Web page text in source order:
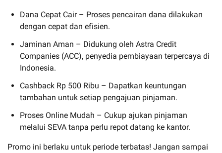
Dana Cepat Cair – Proses pencairan dana dilakukan
dengan cepat dan efisien.
Jaminan Aman – Didukung oleh Astra Credit
Companies (ACC), penyedia pembiayaan terpercaya di
Indonesia.
Cashback Rp 500 Ribu – Dapatkan keuntungan
tambahan untuk setiap pengajuan pinjaman.
Proses Online Mudah – Cukup ajukan pinjaman
melalui SEVA tanpa perlu repot datang ke kantor.
Promo ini berlaku untuk periode terbatas! Jangan sampai